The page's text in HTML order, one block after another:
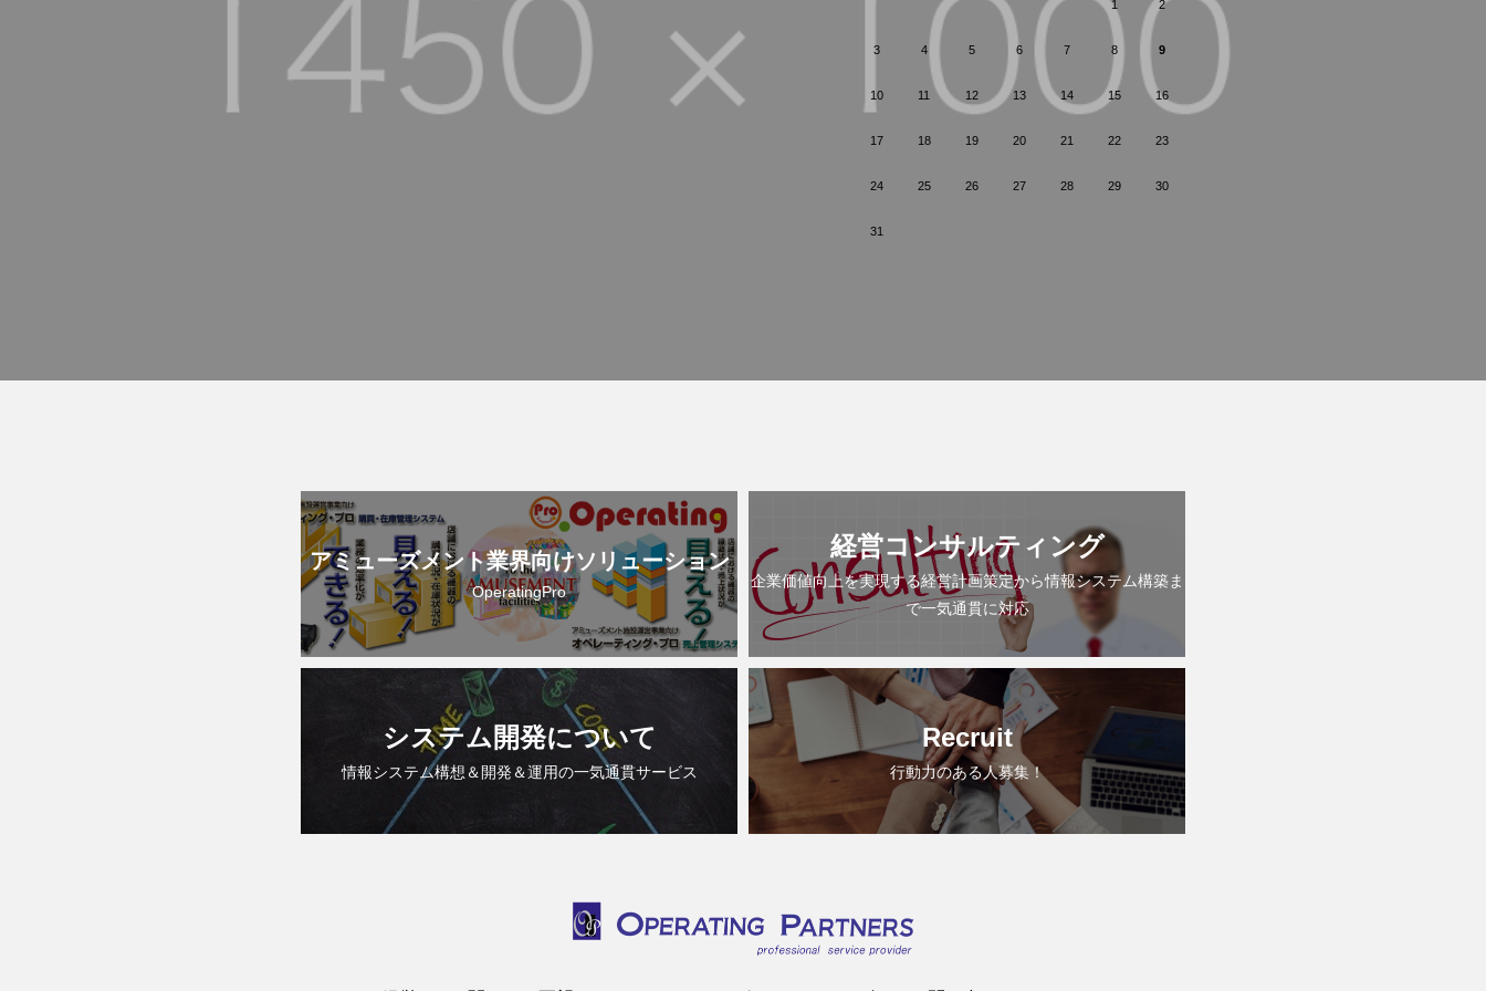
1 2
3 4 5 6 7 8 9
10 11 12 13 14 15 16
17 18 19 20 21 22 23
24 25 26 27 28 29 30
31
アミューズメント業界向けソリューション
OperatingPro
経営コンサルティング
企業価値向上を実現する経営計画策定から情報システム構築ま
で一気通貫に対応
システム開発について
情報システム構想＆開発＆運用の一気通貫サービス
Recruit
行動力のある人募集！